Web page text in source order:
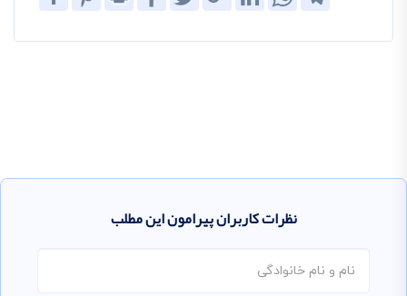
نظرات کاربران پیرامون این مطلب